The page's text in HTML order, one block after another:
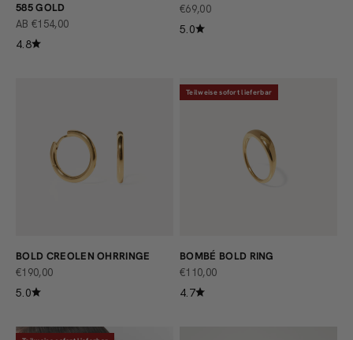
585 GOLD
ANGEBOT
AB €154,00
4.8
ANGEBOT
€69,00
5.0
BOLD CREOLEN OHRRINGE
ANGEBOT
€190,00
5.0
Teilweise sofort lieferbar
BOMBÉ BOLD RING
ANGEBOT
€110,00
4.7